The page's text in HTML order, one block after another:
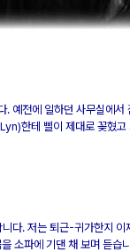
예전에 일하던 사무실에서
한테 삘이 제대로 꽂혔
다. 저는 퇴근-귀가한지 이
소파에 기댄 채 보며 듣습